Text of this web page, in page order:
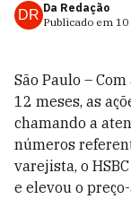
DR Da Redação
Publicado em 10
São Paulo –
12 meses, as
chamando a
números
varejista, o
e elevou o